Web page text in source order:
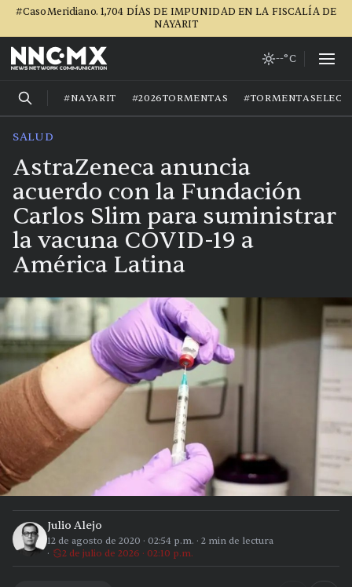
#CasoMeridiano. 1,704 DÍAS DE IMPUNIDAD EN LA FISCALÍA DE
NAYARIT
--°C
#NAYARIT #2026TORMENTAS
SALUD
AstraZeneca anuncia
acuerdo con la Fundación
Carlos Slim para suministrar
la vacuna COVID-19 a
América Latina
Julio Alejo
12 de agosto de 2020 · 02:54 p.m. · 2 min de lectura
2 de julio de 2026 · 02:10 p.m.